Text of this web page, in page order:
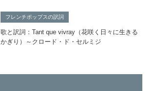
フレンチポップスの訳詞
歌と訳詞：Tant que vivray（花咲く日々に生きる
かぎり）～クロード・ド・セルミジ